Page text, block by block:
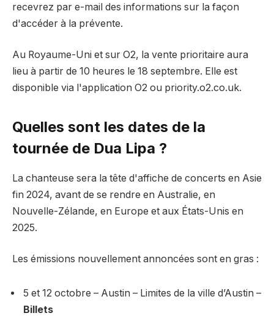
recevrez par e-mail des informations sur la façon
d'accéder à la prévente.
Au Royaume-Uni et sur O2, la vente prioritaire aura
lieu à partir de 10 heures le 18 septembre. Elle est
disponible via l'application O2 ou priority.o2.co.uk.
Quelles sont les dates de la
tournée de Dua Lipa ?
La chanteuse sera la tête d'affiche de concerts en Asie
fin 2024, avant de se rendre en Australie, en
Nouvelle-Zélande, en Europe et aux États-Unis en
2025.
Les émissions nouvellement annoncées sont en gras :
5 et 12 octobre – Austin – Limites de la ville d’Austin –
Billets